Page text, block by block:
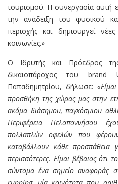
τουρισμού. Η συνεργασία αυτή
την ανάδειξη του φυσικού
περιοχής και δημιουργεί
κοινωνίες.»
Ο Ιδρυτής και Πρόεδρος
δικαιοπάροχος του brand
Παπαδημητρίου, δήλωσε:
προσθήκη της χώρας μας στην
ακόμα διάσημου, παγκόσμιου
Περιφέρεια Πελοποννήσου
πολλαπλών οφελών που
καταβάλλουν κάθε προσπάθεια
περισσότερες. Είμαι βέβαιος ότι το
σύντομα ένα σημείο αναφοράς